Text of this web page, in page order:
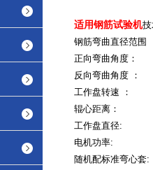
适用钢筋试验机
钢筋弯曲直径范围
正向弯曲角度：
反向弯曲角度
工作盘转速 ：
辊心距离：
工作盘直径:
电机功率:
随机配标准弯心